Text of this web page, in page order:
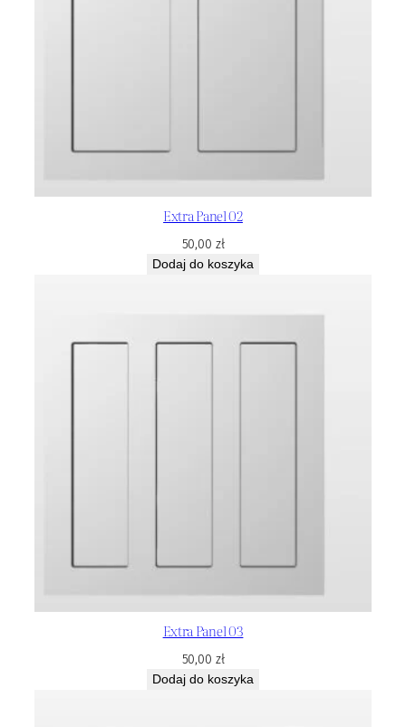
Extra Panel 02
50,00 zł
Dodaj do koszyka
Extra Panel 03
50,00 zł
Dodaj do koszyka